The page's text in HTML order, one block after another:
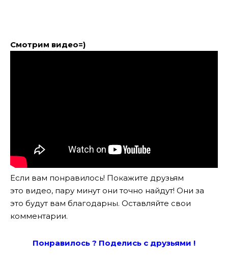
Смотрим видео=)
Если вам понравилось! Покажите друзьям
это видео, пару минут они точно найдут! Они за
это будут вам благодарны. Оставляйте свои
комментарии.
Понравилось ? Поделись с друзьями !